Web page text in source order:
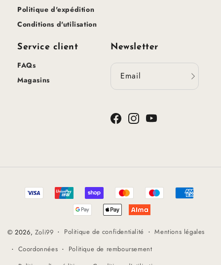
Politique d'expédition
Conditions d'utilisation
Service client
FAQs
Magasins
Newsletter
Email
FacebookInstagramYouTube
Méthodes
© 2026, Zoli99 Politique de confidentialité
Mentions légales
Coordonnées
Politique de remboursement